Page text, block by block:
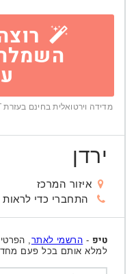
מדידה וירטואלית בחינם בעזרת ChatGPT או Gemini — בלי לצאת מהבית
ירדן
איזור המרכז
התחברי כדי לראות
טיפ - הרשמי לאתר,
למלא אותם בכל פעם